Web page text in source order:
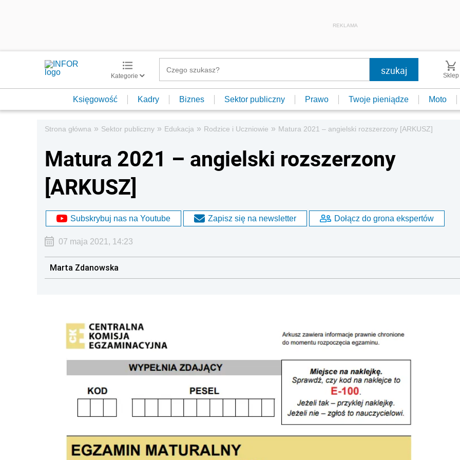
REKLAMA
Kategorie Sklep
Księgowość Kadry Biznes Sektor publiczny Prawo Twoje pieniądze Moto
Strona główna » Sektor publiczny » Edukacja » Rodzice i Uczniowie » Matura 2021 – angielski rozszerzony [ARKUSZ]
Matura 2021 – angielski rozszerzony
[ARKUSZ]
Subskrybuj nas na Youtube Zapisz się na newsletter Dołącz do grona ekspertów
07 maja 2021, 14:23
Marta Zdanowska